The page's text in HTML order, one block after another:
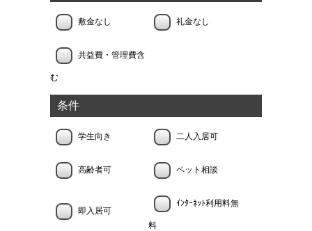
敷金なし 礼金なし
共益費・管理費含
む
条件
学生向き 二人入居可
高齢者可 ペット相談
即入居可
ｲﾝﾀｰﾈｯﾄ利用料無
料